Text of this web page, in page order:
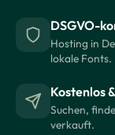
DSGVO-
Hosting in
lokale Fonts.
Kostenlos
Suchen,
verkauft.